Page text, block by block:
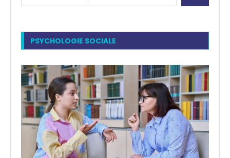
PSYCHOLOGIE SOCIALE